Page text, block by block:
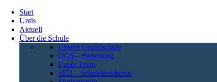
Start
Untis
Aktuell
Über die Schule
Unsere Grundschule
OGS – Betreuung
Unser Team
SEB – Schulelternbeirat